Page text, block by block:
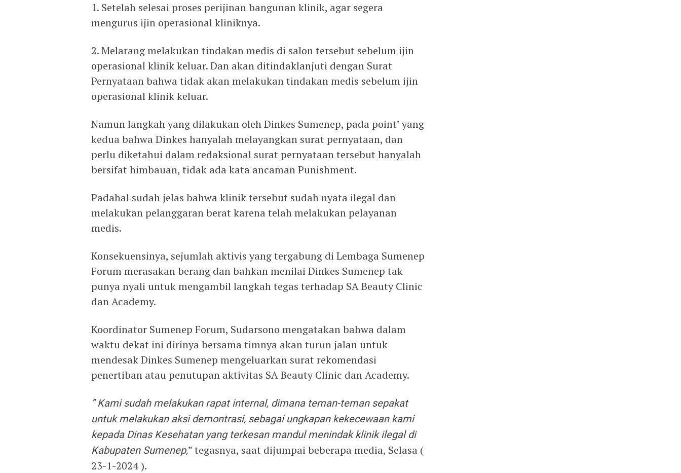
1. Setelah selesai proses perijinan bangunan klinik, agar segera
mengurus ijin operasional kliniknya.
2. Melarang melakukan tindakan medis di salon tersebut sebelum ijin
operasional klinik keluar. Dan akan ditindaklanjuti dengan Surat
Pernyataan bahwa tidak akan melakukan tindakan medis sebelum ijin
operasional klinik keluar.
Namun langkah yang dilakukan oleh Dinkes Sumenep, pada point’ yang
kedua bahwa Dinkes hanyalah melayangkan surat pernyataan, dan
perlu diketahui dalam redaksional surat pernyataan tersebut hanyalah
bersifat himbauan, tidak ada kata ancaman Punishment.
Padahal sudah jelas bahwa klinik tersebut sudah nyata ilegal dan
melakukan pelanggaran berat karena telah melakukan pelayanan
medis.
Konsekuensinya, sejumlah aktivis yang tergabung di Lembaga Sumenep
Forum merasakan berang dan bahkan menilai Dinkes Sumenep tak
punya nyali untuk mengambil langkah tegas terhadap SA Beauty Clinic
dan Academy.
Koordinator Sumenep Forum, Sudarsono mengatakan bahwa dalam
waktu dekat ini dirinya bersama timnya akan turun jalan untuk
mendesak Dinkes Sumenep mengeluarkan surat rekomendasi
penertiban atau penutupan aktivitas SA Beauty Clinic dan Academy.
” Kami sudah melakukan rapat internal, dimana teman-teman sepakat
untuk melakukan aksi demontrasi, sebagai ungkapan kekecewaan kami
kepada Dinas Kesehatan yang terkesan mandul menindak klinik ilegal di
Kabupaten Sumenep,” tegasnya, saat dijumpai beberapa media, Selasa (
23-1-2024 ).